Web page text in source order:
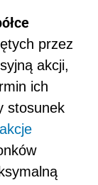
przez
akcji,
ich
stosunek
akcje